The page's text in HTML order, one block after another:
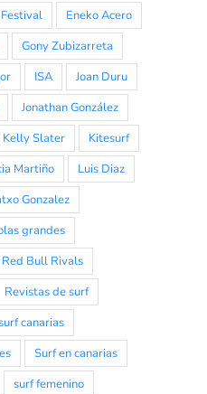
Eneko Acero
Gony Zubizarreta
ISA
Joan Duru
Jonathan González
Kelly Slater
Kitesurf
Martiño
Luis Diaz
Gonzalez
grandes
Red Bull Rivals
Revistas de surf
canarias
Surf en canarias
surf femenino